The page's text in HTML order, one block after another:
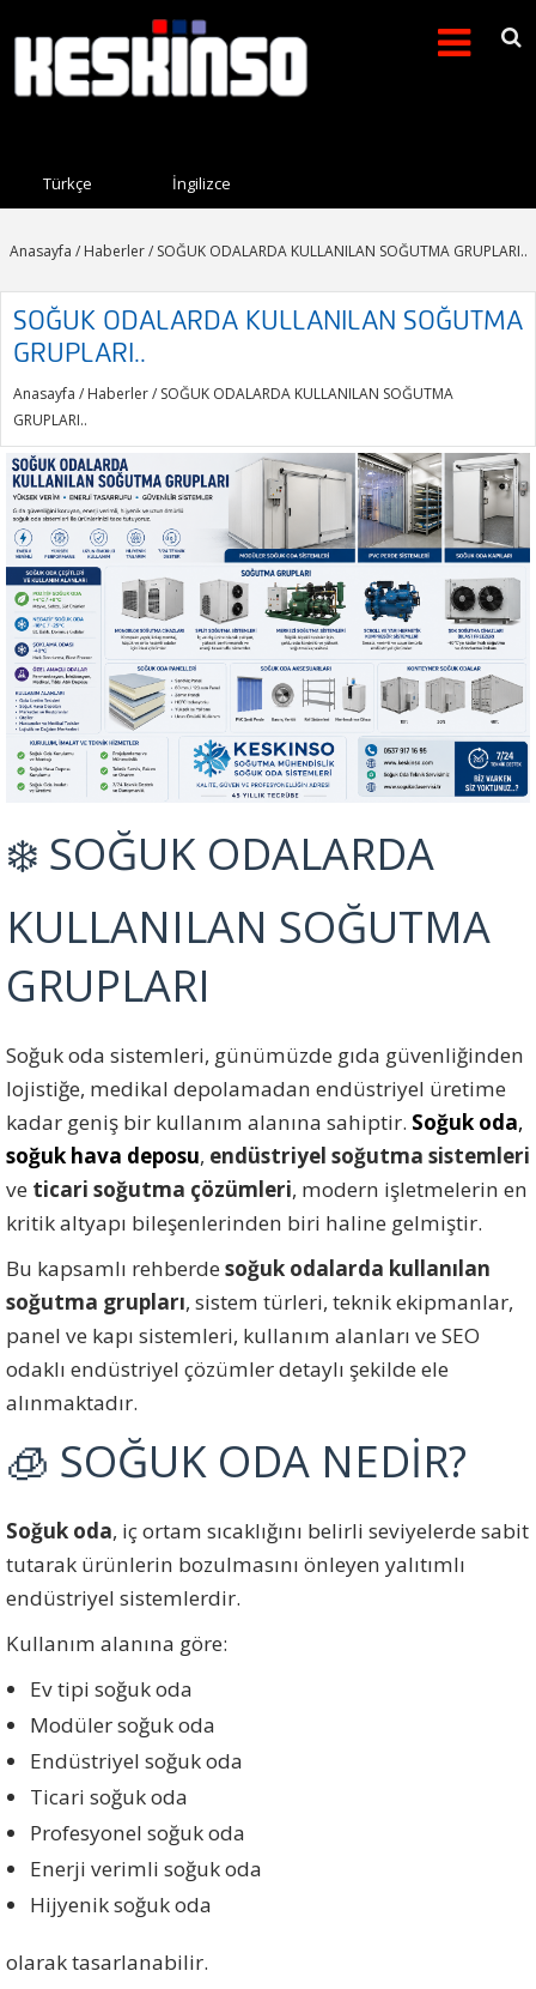
Arama formu
Türkçe İngilizce
Anasayfa / Haberler/ SOĞUK ODALARDA KULLANILAN SOĞUTMA GRUPLARI..
SOĞUK ODALARDA KULLANILAN SOĞUTMA
GRUPLARI..
Anasayfa / Haberler/ SOĞUK ODALARDA KULLANILAN SOĞUTMA
GRUPLARI..
❄️ SOĞUK ODALARDA
KULLANILAN SOĞUTMA
GRUPLARI
Soğuk oda sistemleri, günümüzde gıda güvenliğinden
lojistiğe, medikal depolamadan endüstriyel üretime
kadar geniş bir kullanım alanına sahiptir. Soğuk oda,
soğuk hava deposu, endüstriyel soğutma sistemleri
ve ticari soğutma çözümleri, modern işletmelerin en
kritik altyapı bileşenlerinden biri haline gelmiştir.
Bu kapsamlı rehberdesoğuk odalarda kullanılan
soğutma grupları, sistem türleri, teknik ekipmanlar,
panel ve kapı sistemleri, kullanım alanları ve SEO
odaklı endüstriyel çözümler detaylı şekilde ele
alınmaktadır.
🧊 SOĞUK ODA NEDİR?
Soğuk oda, iç ortam sıcaklığını belirli seviyelerde sabit
tutarak ürünlerin bozulmasını önleyen yalıtımlı
endüstriyel sistemlerdir.
Kullanım alanına göre:
Ev tipi soğuk oda
Modüler soğuk oda
Endüstriyel soğuk oda
Ticari soğuk oda
Profesyonel soğuk oda
Enerji verimli soğuk oda
Hijyenik soğuk oda
olarak tasarlanabilir.